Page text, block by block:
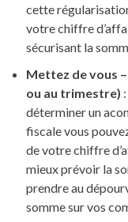
cette
votre chiffre
sécurisant la
Mettez de vous
ou au trimestre)
déterminer un
fiscale vous
de votre chiffre
mieux prévoir la
prendre au
somme sur vos